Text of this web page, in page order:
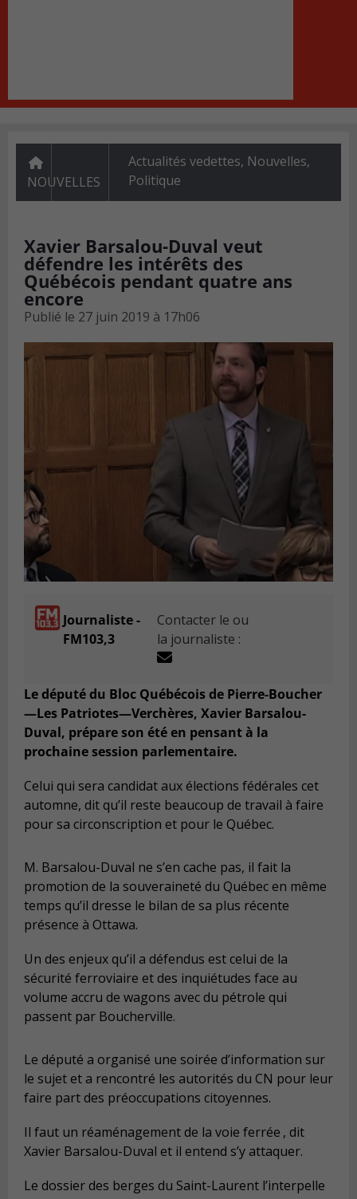
NOUVELLES
Actualités vedettes, Nouvelles,
Politique
Xavier Barsalou-Duval veut
défendre les intérêts des
Québécois pendant quatre ans
encore
Publié le 27 juin 2019 à 17h06
Journaliste -
FM103,3
Contacter le ou
la journaliste :
Le député du Bloc Québécois de Pierre-Boucher
—Les Patriotes—Verchères, Xavier Barsalou-
Duval, prépare son été en pensant à la
prochaine session parlementaire.
Celui qui sera candidat aux élections fédérales cet
automne, dit qu’il reste beaucoup de travail à faire
pour sa circonscription et pour le Québec.
M. Barsalou-Duval ne s’en cache pas, il fait la
promotion de la souveraineté du Québec en même
temps qu’il dresse le bilan de sa plus récente
présence à Ottawa.
Un des enjeux qu’il a défendus est celui de la
sécurité ferroviaire et des inquiétudes face au
volume accru de wagons avec du pétrole qui
passent par Boucherville.
Le député a organisé une soirée d’information sur
le sujet et a rencontré les autorités du CN pour leur
faire part des préoccupations citoyennes.
Il faut un réaménagement de la voie ferrée , dit
Xavier Barsalou-Duval et il entend s’y attaquer.
Le dossier des berges du Saint-Laurent l’interpelle